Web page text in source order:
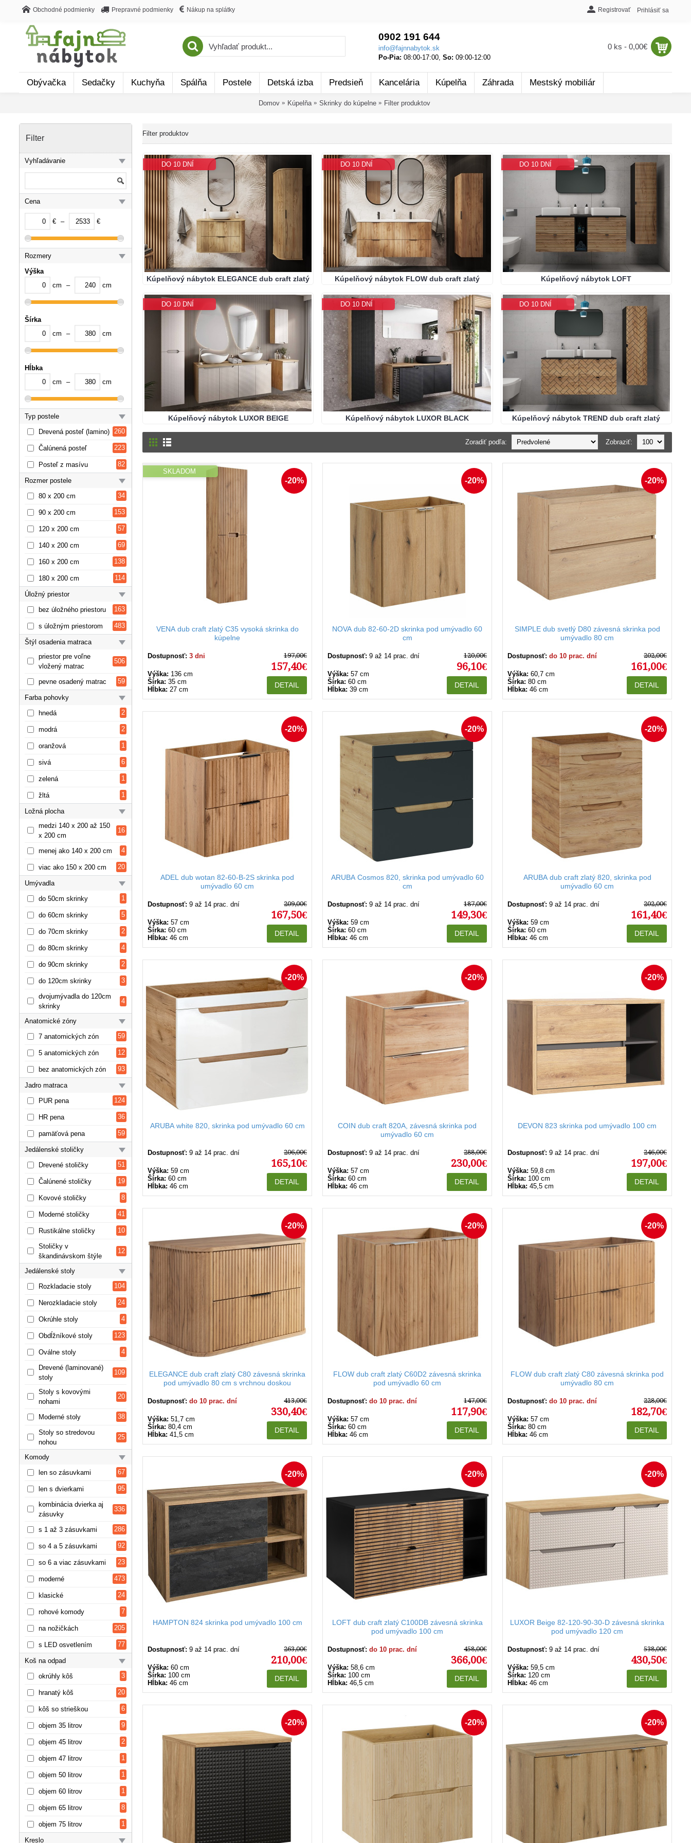
Obchodné podmienky Prepravné podmienky Nákup na splátky Registrovať Prihlásiť sa
0902 191 644
info@fajnnabytok.sk
Po-Pia: 08:00-17:00, So: 09:00-12:00
0 ks - 0,00€
Obývačka Sedačky Kuchyňa Spálňa Postele Detská izba Predsieň Kancelária Kúpelňa Záhrada Mestský mobiliár
Domov Kúpelňa Skrinky do kúpelne Filter produktov
Filter
Vyhľadávanie
Cena
€ – €
Rozmery
Výška
cm
– cm
Šírka
cm
– cm
Hĺbka
cm
– cm
Typ postele
Drevená posteľ (lamino) 260
Čalúnená posteľ 223
Posteľ z masívu 82
Rozmer postele
80 x 200 cm
34
90 x 200 cm 153
120 x 200 cm 57
140 x 200 cm 69
160 x 200 cm 138
180 x 200 cm 114
Úložný priestor
bez úložného priestoru
163
s úložným priestorom 483
Štýl osadenia matraca
priestor pre voľne
vložený matrac
506
pevne osadený matrac 59
Farba pohovky
hnedá
2
modrá 2
oranžová 1
sivá 6
zelená 1
žltá 1
Ložná plocha
medzi 140 x 200 až 150
x 200 cm
16
menej ako 140 x 200 cm 4
viac ako 150 x 200 cm 20
Umývadla
do 50cm skrinky
1
do 60cm skrinky 5
do 70cm skrinky 2
do 80cm skrinky 4
do 90cm skrinky 2
do 120cm skrinky 3
dvojumývadla do 120cm
skrinky
4
Anatomické zóny
7 anatomických zón
59
5 anatomických zón 12
bez anatomických zón 93
Jadro matraca
PUR pena
124
HR pena 36
pamäťová pena 59
Jedálenské stoličky
Drevené stoličky
51
Čalúnené stoličky 19
Kovové stoličky 8
Moderné stoličky 41
Rustikálne stoličky 10
Stoličky v
škandinávskom štýle
12
Jedálenské stoly
Rozkladacie stoly
104
Nerozkladacie stoly 24
Okrúhle stoly 4
Obdĺžníkové stoly 123
Oválne stoly 4
Drevené (laminované)
stoly
109
Stoly s kovovými
nohami
20
Moderné stoly 38
Stoly so stredovou
nohou
25
Komody
len so zásuvkami
67
len s dvierkami 95
kombinácia dvierka aj
zásuvky
336
s 1 až 3 zásuvkami 286
so 4 a 5 zásuvkami 92
so 6 a viac zásuvkami 23
moderné 473
klasické 24
rohové komody 7
na nožičkách 205
s LED osvetlením 77
Koš na odpad
okrúhly kôš
3
hranatý kôš 20
kôš so strieškou 6
objem 35 litrov 9
objem 45 litrov 2
objem 47 litrov 1
objem 50 litrov 1
objem 60 litrov 1
objem 65 litrov 8
objem 75 litrov 1
Kreslo
Filter produktov
DO 10 DNÍ
Kúpelňový nábytok ELEGANCE dub craft zlatý
DO 10 DNÍ
Kúpelňový nábytok FLOW dub craft zlatý
DO 10 DNÍ
Kúpelňový nábytok LOFT
DO 10 DNÍ
Kúpelňový nábytok LUXOR BEIGE
DO 10 DNÍ
Kúpelňový nábytok LUXOR BLACK
DO 10 DNÍ
Kúpelňový nábytok TREND dub craft zlatý
Zobraziť:
Zoradiť podľa:
SKLADOM
-20%
VENA dub craft zlatý C35 vysoká skrinka do
kúpelne
Dostupnosť: 3 dni
Výška: 136 cm
Šírka: 35 cm
Hĺbka: 27 cm
197,00€
157,40€
DETAIL
-20%
NOVA dub 82-60-2D skrinka pod umývadlo 60
cm
Dostupnosť: 9 až 14 prac. dní
Výška: 57 cm
Šírka: 60 cm
Hĺbka: 39 cm
120,00€
96,10€
DETAIL
-20%
SIMPLE dub svetlý D80 závesná skrinka pod
umývadlo 80 cm
Dostupnosť: do 10 prac. dní
Výška: 60,7 cm
Šírka: 80 cm
Hĺbka: 46 cm
202,00€
161,00€
DETAIL
-20%
ADEL dub wotan 82-60-B-2S skrinka pod
umývadlo 60 cm
Dostupnosť: 9 až 14 prac. dní
Výška: 57 cm
Šírka: 60 cm
Hĺbka: 46 cm
209,00€
167,50€
DETAIL
-20%
ARUBA Cosmos 820, skrinka pod umývadlo 60
cm
Dostupnosť: 9 až 14 prac. dní
Výška: 59 cm
Šírka: 60 cm
Hĺbka: 46 cm
187,00€
149,30€
DETAIL
-20%
ARUBA dub craft zlatý 820, skrinka pod
umývadlo 60 cm
Dostupnosť: 9 až 14 prac. dní
Výška: 59 cm
Šírka: 60 cm
Hĺbka: 46 cm
202,00€
161,40€
DETAIL
-20%
ARUBA white 820, skrinka pod umývadlo 60 cm
Dostupnosť: 9 až 14 prac. dní
Výška: 59 cm
Šírka: 60 cm
Hĺbka: 46 cm
206,00€
165,10€
DETAIL
-20%
COIN dub craft 820A, závesná skrinka pod
umývadlo 60 cm
Dostupnosť: 9 až 14 prac. dní
Výška: 57 cm
Šírka: 60 cm
Hĺbka: 46 cm
288,00€
230,00€
DETAIL
-20%
DEVON 823 skrinka pod umývadlo 100 cm
Dostupnosť: 9 až 14 prac. dní
Výška: 59,8 cm
Šírka: 100 cm
Hĺbka: 45,5 cm
246,00€
197,00€
DETAIL
-20%
ELEGANCE dub craft zlatý C80 závesná skrinka
pod umývadlo 80 cm s vrchnou doskou
Dostupnosť: do 10 prac. dní
Výška: 51,7 cm
Šírka: 80,4 cm
Hĺbka: 41,5 cm
413,00€
330,40€
DETAIL
-20%
FLOW dub craft zlatý C60D2 závesná skrinka
pod umývadlo 60 cm
Dostupnosť: do 10 prac. dní
Výška: 57 cm
Šírka: 60 cm
Hĺbka: 46 cm
147,00€
117,90€
DETAIL
-20%
FLOW dub craft zlatý C80 závesná skrinka pod
umývadlo 80 cm
Dostupnosť: do 10 prac. dní
Výška: 57 cm
Šírka: 80 cm
Hĺbka: 46 cm
228,00€
182,70€
DETAIL
-20%
HAMPTON 824 skrinka pod umývadlo 100 cm
Dostupnosť: 9 až 14 prac. dní
Výška: 60 cm
Šírka: 100 cm
Hĺbka: 46 cm
263,00€
210,00€
DETAIL
-20%
LOFT dub craft zlatý C100DB závesná skrinka
pod umývadlo 100 cm
Dostupnosť: do 10 prac. dní
Výška: 58,6 cm
Šírka: 100 cm
Hĺbka: 46,5 cm
458,00€
366,00€
DETAIL
-20%
LUXOR Beige 82-120-90-30-D závesná skrinka
pod umývadlo 120 cm
Dostupnosť: 9 až 14 prac. dní
Výška: 59,5 cm
Šírka: 120 cm
Hĺbka: 46 cm
538,00€
430,50€
DETAIL
-20% -20% -20%